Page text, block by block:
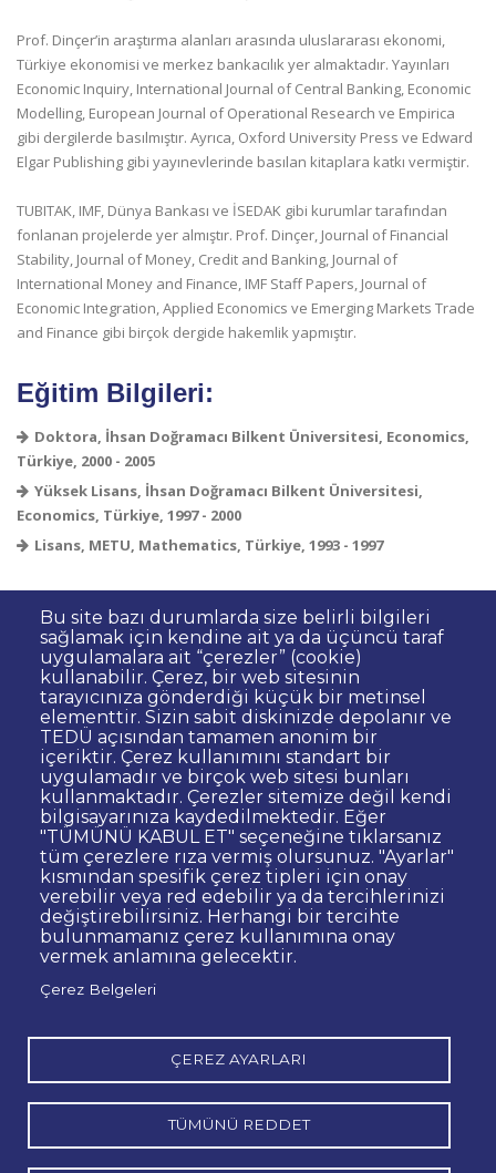
Bu site bazı durumlarda size belirli bilgileri
sağlamak için kendine ait ya da üçüncü taraf
uygulamalara ait “çerezler” (cookie)
kullanabilir. Çerez, bir web sitesinin
tarayıcınıza gönderdiği küçük bir metinsel
elementtir. Sizin sabit diskinizde depolanır ve
TEDÜ açısından tamamen anonim bir
içeriktir. Çerez kullanımını standart bir
uygulamadır ve birçok web sitesi bunları
kullanmaktadır. Çerezler sitemize değil kendi
bilgisayarınıza kaydedilmektedir. Eğer
"TÜMÜNÜ KABUL ET" seçeneğine tıklarsanız
tüm çerezlere rıza vermiş olursunuz. "Ayarlar"
kısmından spesifik çerez tipleri için onay
verebilir veya red edebilir ya da tercihlerinizi
değiştirebilirsiniz. Herhangi bir tercihte
bulunmamanız çerez kullanımına onay
vermek anlamına gelecektir.
Çerez Belgeleri
ÇEREZ AYARLARI
TÜMÜNÜ REDDET
Dipnot
Sıkça Sorulan Sorular
Kişisel Verilerin Korunması
Gizlilik Politikası
Sorumluluk Reddi
Bilgi Edinme
Site Yöneticisi İletişim
İhale ve Satınalma İlanları
Açık Rıza
Kurumsal Kimlik
Web Erişilebilirlik Beyanı
© TED Üniversitesi. Ziya Gökalp Caddesi No:48 06420, Kolej
Çankaya ANKARA
ÜniversitesiÜniversitesiÜniversitesi
TED
geç